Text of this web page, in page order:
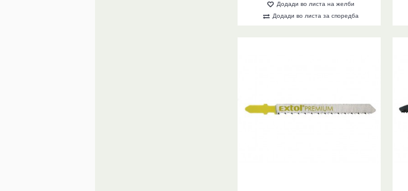
Додади во листа на желби
Додади во листа за споредба